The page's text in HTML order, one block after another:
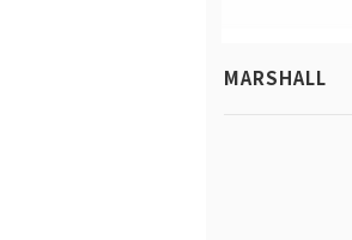
MARSHALL